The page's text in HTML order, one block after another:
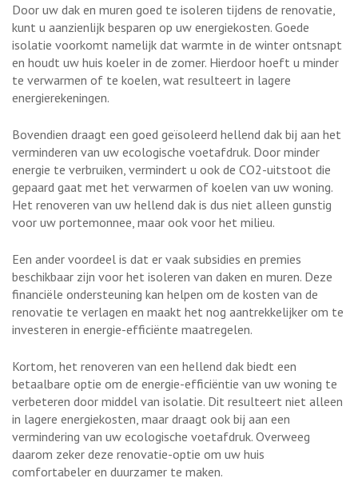
Door uw dak en muren goed te isoleren tijdens de renovatie,
kunt u aanzienlijk besparen op uw energiekosten. Goede
isolatie voorkomt namelijk dat warmte in de winter ontsnapt
en houdt uw huis koeler in de zomer. Hierdoor hoeft u minder
te verwarmen of te koelen, wat resulteert in lagere
energierekeningen.
Bovendien draagt een goed geïsoleerd hellend dak bij aan het
verminderen van uw ecologische voetafdruk. Door minder
energie te verbruiken, vermindert u ook de CO2-uitstoot die
gepaard gaat met het verwarmen of koelen van uw woning.
Het renoveren van uw hellend dak is dus niet alleen gunstig
voor uw portemonnee, maar ook voor het milieu.
Een ander voordeel is dat er vaak subsidies en premies
beschikbaar zijn voor het isoleren van daken en muren. Deze
financiële ondersteuning kan helpen om de kosten van de
renovatie te verlagen en maakt het nog aantrekkelijker om te
investeren in energie-efficiënte maatregelen.
Kortom, het renoveren van een hellend dak biedt een
betaalbare optie om de energie-efficiëntie van uw woning te
verbeteren door middel van isolatie. Dit resulteert niet alleen
in lagere energiekosten, maar draagt ook bij aan een
vermindering van uw ecologische voetafdruk. Overweeg
daarom zeker deze renovatie-optie om uw huis
comfortabeler en duurzamer te maken.